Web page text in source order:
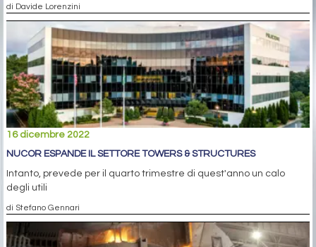
di Davide Lorenzini
16 dicembre 2022
NUCOR ESPANDE IL SETTORE TOWERS & STRUCTURES
Intanto, prevede per il quarto trimestre di quest'anno un calo
degli utili
di Stefano Gennari